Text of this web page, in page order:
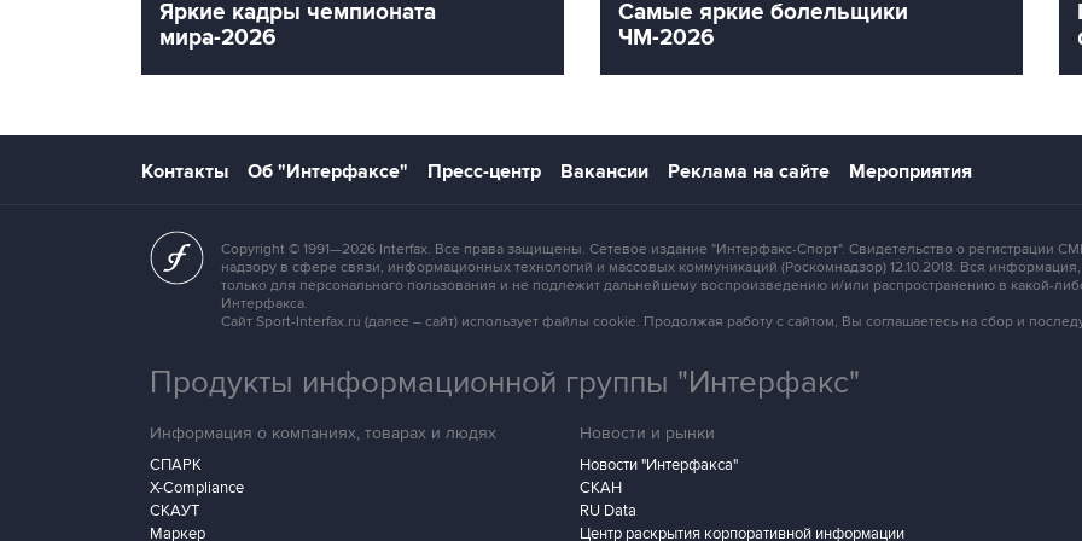
Яркие кадры чемпионата
мира-2026
Самые яркие болельщики
ЧМ-2026
Контакты Об "Интерфаксе" Пресс-центр Вакансии Реклама на сайте Мероприятия
Copyright © 1991—2026 Interfax. Все права защищены. Сетевое издание "Интерфакс-Спорт". Свидетельство о
надзору в сфере связи, информационных технологий и массовых коммуникаций (Роскомнадзор) 12.10.2018. Вся
только для персонального пользования и не подлежит дальнейшему воспроизведению и/или распространению в какой-
Интерфакса.
Сайт Sport-Interfax.ru (далее – сайт) использует файлы cookie. Продолжая работу с сайтом, Вы соглашаетесь на сбор и
Продукты информационной группы "Интерфакс"
Информация о компаниях, товарах и людях
СПАРК
X-Compliance
СКАУТ
Маркер
Новости и рынки
Новости "Интерфакса"
СКАН
RU Data
Центр раскрытия корпоративной информации